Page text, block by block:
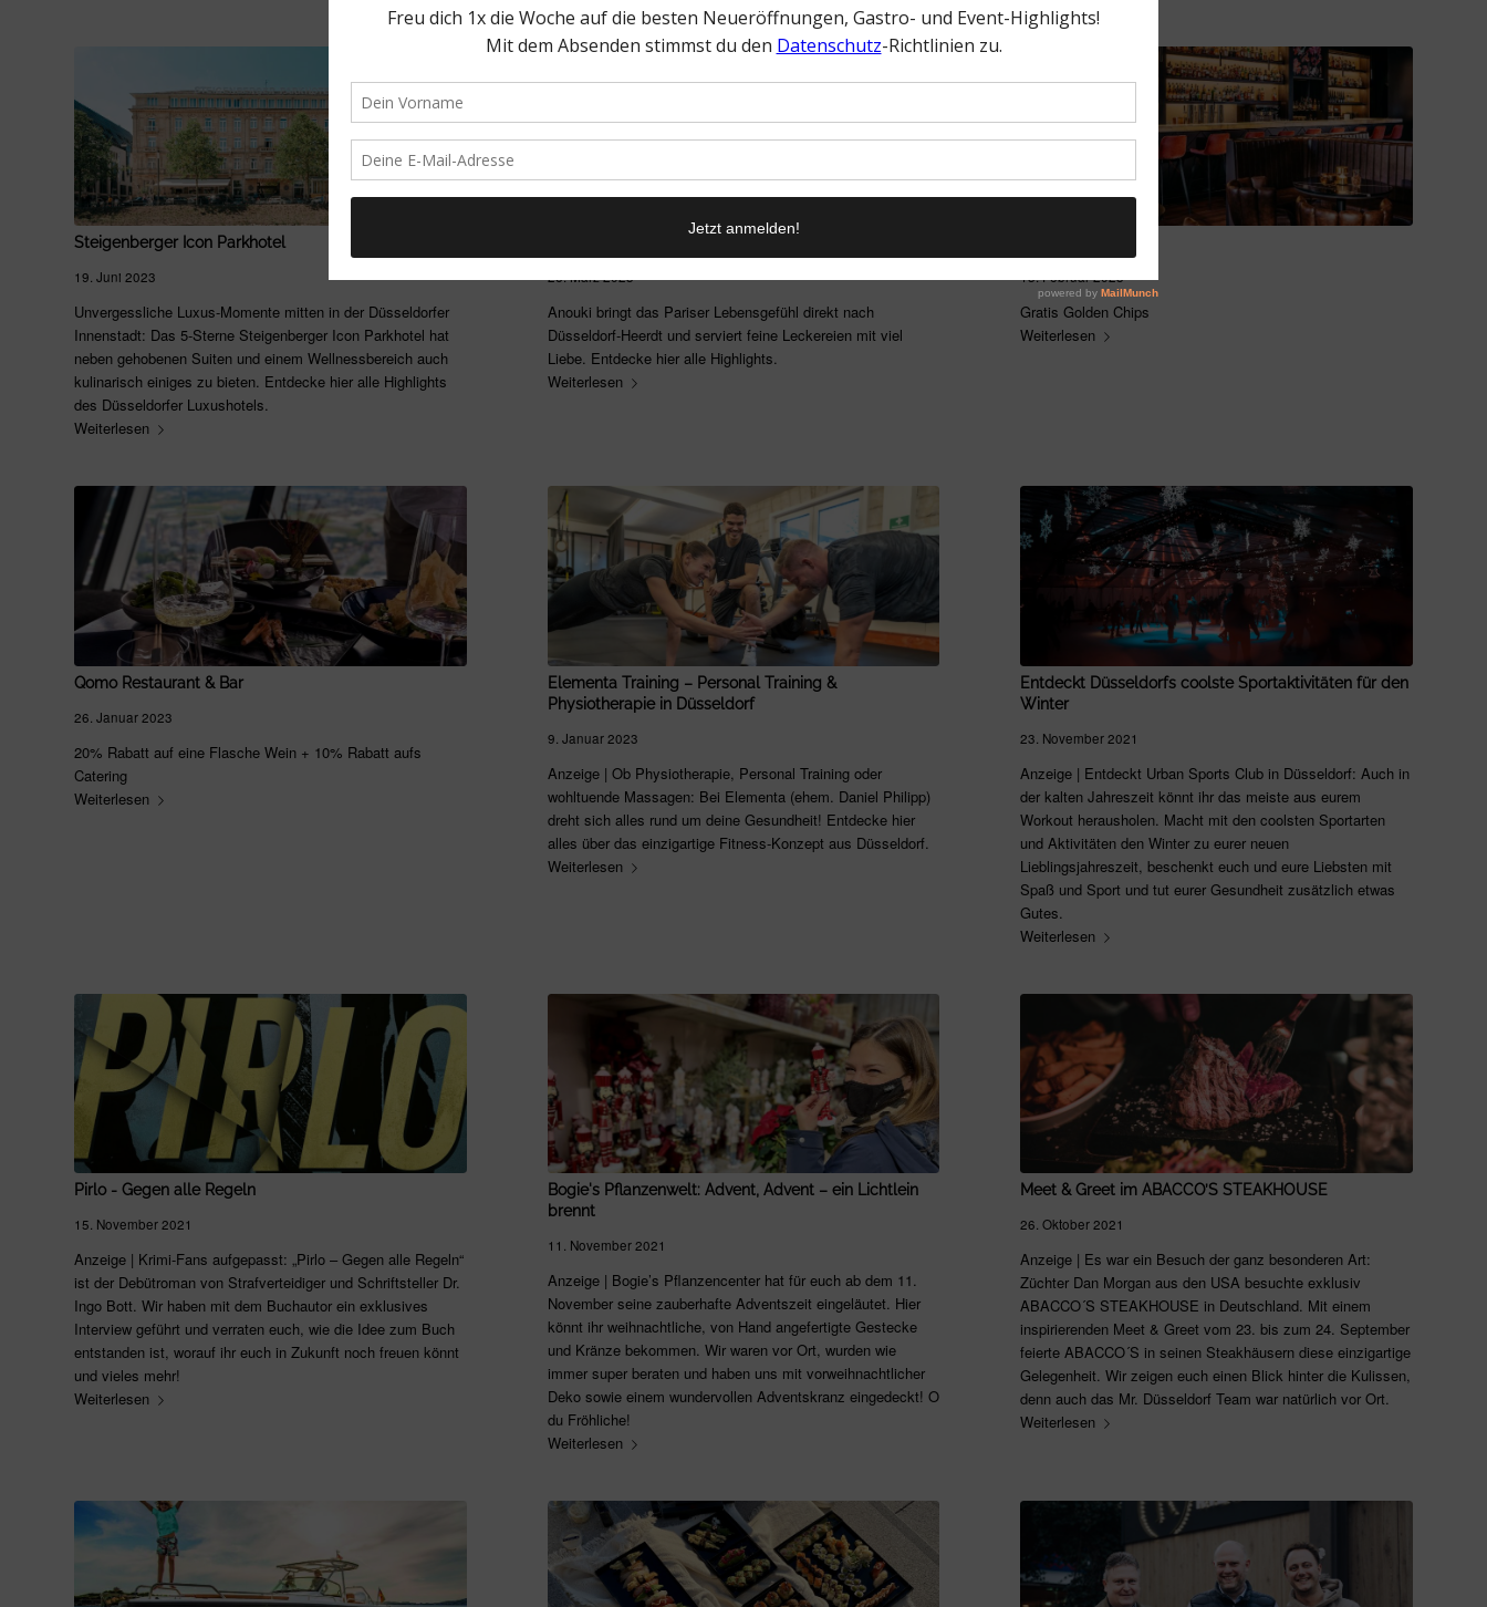
Steigenberger Icon Parkhotel
19. Juni 2023
Unvergessliche Luxus-Momente mitten in der Düsseldorfer
Innenstadt: Das 5-Sterne Steigenberger Icon Parkhotel hat
neben gehobenen Suiten und einem Wellnessbereich auch
kulinarisch einiges zu bieten. Entdecke hier alle Highlights
des Düsseldorfer Luxushotels.
Weiterlesen
26. März 2023
Anouki bringt das Pariser Lebensgefühl direkt nach
Düsseldorf-Heerdt und serviert feine Leckereien mit viel
Liebe. Entdecke hier alle Highlights.
Weiterlesen
15. Februar 2023
Gratis Golden Chips
Weiterlesen
Qomo Restaurant & Bar
26. Januar 2023
20% Rabatt auf eine Flasche Wein + 10% Rabatt aufs
Catering
Weiterlesen
Elementa Training – Personal Training &
Physiotherapie in Düsseldorf
9. Januar 2023
Anzeige | Ob Physiotherapie, Personal Training oder
wohltuende Massagen: Bei Elementa (ehem. Daniel Philipp)
dreht sich alles rund um deine Gesundheit! Entdecke hier
alles über das einzigartige Fitness-Konzept aus Düsseldorf.
Weiterlesen
Entdeckt Düsseldorfs coolste Sportaktivitäten für den
Winter
23. November 2021
Anzeige | Entdeckt Urban Sports Club in Düsseldorf: Auch in
der kalten Jahreszeit könnt ihr das meiste aus eurem
Workout herausholen. Macht mit den coolsten Sportarten
und Aktivitäten den Winter zu eurer neuen
Lieblingsjahreszeit, beschenkt euch und eure Liebsten mit
Spaß und Sport und tut eurer Gesundheit zusätzlich etwas
Gutes.
Weiterlesen
Pirlo - Gegen alle Regeln
15. November 2021
Anzeige | Krimi-Fans aufgepasst: „Pirlo – Gegen alle Regeln“
ist der Debütroman von Strafverteidiger und Schriftsteller Dr.
Ingo Bott. Wir haben mit dem Buchautor ein exklusives
Interview geführt und verraten euch, wie die Idee zum Buch
entstanden ist, worauf ihr euch in Zukunft noch freuen könnt
und vieles mehr!
Weiterlesen
Bogie's Pflanzenwelt: Advent, Advent – ein Lichtlein
brennt
11. November 2021
Anzeige | Bogie’s Pflanzencenter hat für euch ab dem 11.
November seine zauberhafte Adventszeit eingeläutet. Hier
könnt ihr weihnachtliche, von Hand angefertigte Gestecke
und Kränze bekommen. Wir waren vor Ort, wurden wie
immer super beraten und haben uns mit vorweihnachtlicher
Deko sowie einem wundervollen Adventskranz eingedeckt! O
du Fröhliche!
Weiterlesen
Meet & Greet im ABACCO’S STEAKHOUSE
26. Oktober 2021
Anzeige | Es war ein Besuch der ganz besonderen Art:
Züchter Dan Morgan aus den USA besuchte exklusiv
ABACCO´S STEAKHOUSE in Deutschland. Mit einem
inspirierenden Meet & Greet vom 23. bis zum 24. September
feierte ABACCO´S in seinen Steakhäusern diese einzigartige
Gelegenheit. Wir zeigen euch einen Blick hinter die Kulissen,
denn auch das Mr. Düsseldorf Team war natürlich vor Ort.
Weiterlesen